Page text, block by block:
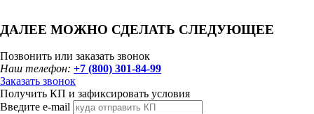
ДАЛЕЕ МОЖНО СДЕЛАТЬ СЛЕДУЮЩЕЕ
Позвонить или заказать звонок
Наш телефон: +7 (800) 301-84-99
Заказать звонок
Получить КП и зафиксировать условия
Введите e-mail